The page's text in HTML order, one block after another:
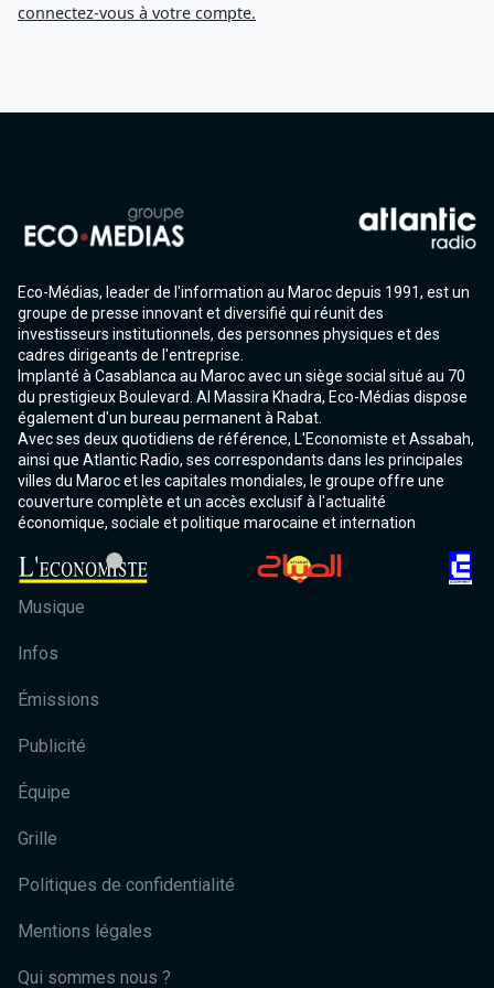
connectez-vous à votre compte.
Eco-Médias, leader de l'information au Maroc depuis 1991, est un
groupe de presse innovant et diversifié qui réunit des
investisseurs institutionnels, des personnes physiques et des
cadres dirigeants de l'entreprise.
Implanté à Casablanca au Maroc avec un siège social situé au 70
du prestigieux Boulevard. Al Massira Khadra, Eco-Médias dispose
également d'un bureau permanent à Rabat.
Avec ses deux quotidiens de référence, L'Economiste et Assabah,
ainsi que Atlantic Radio, ses correspondants dans les principales
villes du Maroc et les capitales mondiales, le groupe offre une
couverture complète et un accès exclusif à l'actualité
économique, sociale et politique marocaine et internation
Musique
Infos
Émissions
Publicité
Équipe
Grille
Politiques de confidentialité
Mentions légales
Qui sommes nous ?